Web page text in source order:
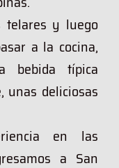
telares y luego
a la cocina,
bebida típica
unas deliciosas
en las
a San